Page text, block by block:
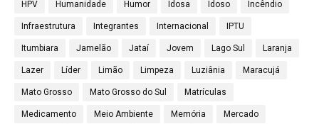
HPV Humanidade Humor Idosa Idoso Incêndio
Infraestrutura Integrantes Internacional IPTU
Itumbiara Jamelão Jataí Jovem Lago Sul Laranja
Lazer Líder Limão Limpeza Luziânia Maracujá
Mato Grosso Mato Grosso do Sul Matrículas
Medicamento Meio Ambiente Memória Mercado